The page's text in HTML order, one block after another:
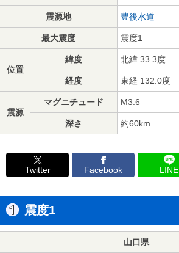
震源地 豊後水道
最大震度 震度1
位置
緯度 北緯 33.3度
経度 東経 132.0度
震源
マグニチュード M3.6
深さ 約60km
Twitter Facebook LINE
震度1
山口県